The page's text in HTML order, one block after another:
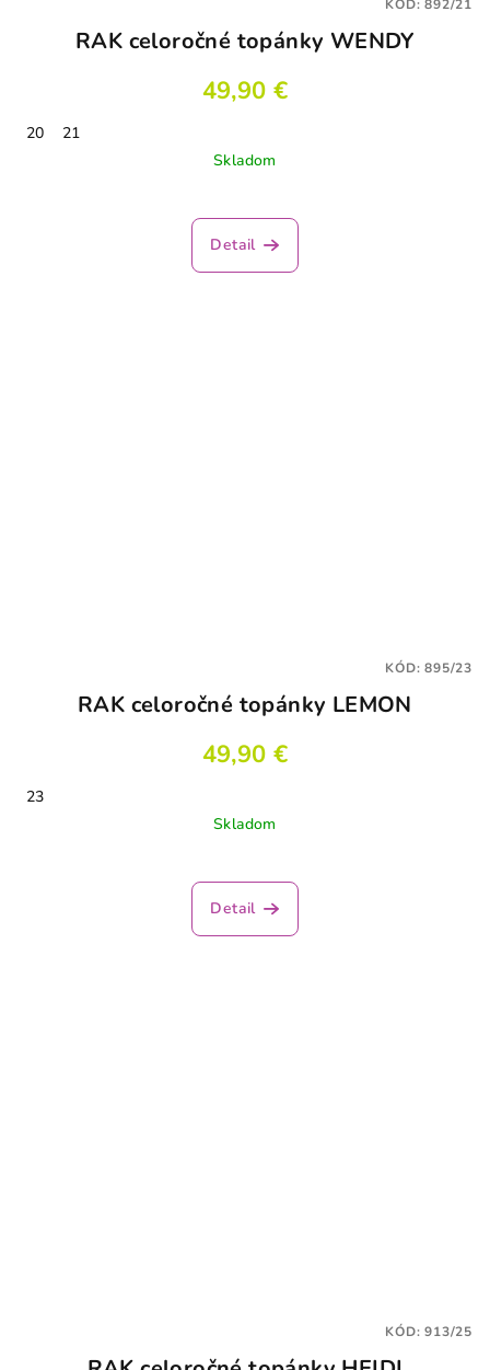
RAK celoročné topánky WENDY
49,90 €
20
21
Skladom
Detail
KÓD:892/21
RAK celoročné topánky LEMON
49,90 €
23
Skladom
hodnotenie
produktu
Detail
KÓD:895/23
KÓD:913/25